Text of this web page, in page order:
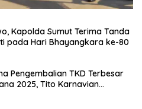
Kapolda Sumut Terima Tanda
pada Hari Bhayangkara ke-80
Pengembalian TKD Terbesar
2025, Tito Karnavian